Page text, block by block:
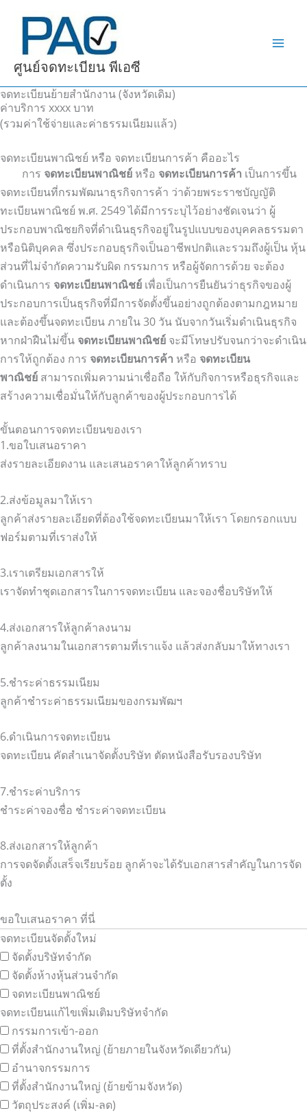
content
ศูนย์จดทะเบียน พีเอซี
จดทะเบียนย้ายสำนักงาน (จังหวัดเดิม)
ค่าบริการ xxxx บาท
(รวมค่าใช้จ่ายและค่าธรรมเนียมแล้ว)
จดทะเบียนพาณิชย์ หรือ จดทะเบียนการค้า คืออะไร
การ จดทะเบียนพาณิชย์ หรือ จดทะเบียนการค้า เป็นการขึ้น
จดทะเบียนที่กรมพัฒนาธุรกิจการค้า ว่าด้วยพระราชบัญญัติ
ทะเบียนพาณิชย์ พ.ศ. 2549 ได้มีการระบุไว้อย่างชัดเจนว่า ผู้
ประกอบพาณิชยกิจที่ดำเนินธุรกิจอยู่ในรูปแบบของบุคคลธรรมดา
หรือนิติบุคคล ซึ่งประกอบธุรกิจเป็นอาชีพปกติและรวมถึงผู้เป็น หุ้น
ส่วนที่ไม่จำกัดความรับผิด กรรมการ หรือผู้จัดการด้วย จะต้อง
ดำเนินการ จดทะเบียนพาณิชย์ เพื่อเป็นการยืนยันว่าธุรกิจของผู้
ประกอบการเป็นธุรกิจที่มีการจัดตั้งขึ้นอย่างถูกต้องตามกฎหมาย
และต้องขึ้นจดทะเบียน ภายใน 30 วัน นับจากวันเริ่มดำเนินธุรกิจ
หากฝ่าฝืนไม่ขึ้น จดทะเบียนพาณิชย์ จะมีโทษปรับจนกว่าจะดำเนิน
การให้ถูกต้อง การ จดทะเบียนการค้า หรือ จดทะเบียน
พาณิชย์ สามารถเพิ่มความน่าเชื่อถือ ให้กับกิจการหรือธุรกิจและ
สร้างความเชื่อมั่นให้กับลูกค้าของผู้ประกอบการได้
ขั้นตอนการจดทะเบียนของเรา
1.ขอใบเสนอราคา
ส่งรายละเอียดงาน และเสนอราคาให้ลูกค้าทราบ
2.ส่งข้อมูลมาให้เรา
ลูกค้าส่งรายละเอียดที่ต้องใช้จดทะเบียนมาให้เรา โดยกรอกแบบ
ฟอร์มตามที่เราส่งให้
3.เราเตรียมเอกสารให้
เราจัดทำชุดเอกสารในการจดทะเบียน และจองชื่อบริษัทให้
4.ส่งเอกสารให้ลูกค้าลงนาม
ลูกค้าลงนามในเอกสารตามที่เราแจ้ง แล้วส่งกลับมาให้ทางเรา
5.ชำระค่าธรรมเนียม
ลูกค้าชำระค่าธรรมเนียมของกรมพัฒฯ
6.ดำเนินการจดทะเบียน
จดทะเบียน คัดสำเนาจัดตั้งบริษัท ตัดหนังสือรับรองบริษัท
7.ชำระค่าบริการ
ชำระค่าจองชื่อ ชำระค่าจดทะเบียน
8.ส่งเอกสารให้ลูกค้า
การจดจัดตั้งเสร็จเรียบร้อย ลูกค้าจะได้รับเอกสารสำคัญในการจัด
ตั้ง
ขอใบเสนอราคา ที่นี่
จดทะเบียนจัดตั้งใหม่
จัดตั้งบริษัทจำกัด
จัดตั้งห้างหุ้นส่วนจำกัด
จดทะเบียนพาณิชย์
จดทะเบียนแก้ไขเพิ่มเติมบริษัทจำกัด
กรรมการเข้า-ออก
ที่ตั้งสำนักงานใหญ่ (ย้ายภายในจังหวัดเดียวกัน)
อำนาจกรรมการ
ที่ตั้งสำนักงานใหญ่ (ย้ายข้ามจังหวัด)
วัตถุประสงค์ (เพิ่ม-ลด)